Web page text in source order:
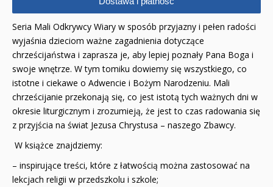
Baśnie, bajki
Cecylka Knedelek
Dyplomy dla dzieci
Encyklopedie, leksykony
Edukacja przyrodnicza - Życie bez granic
Emocje i wartości
Kreatywne zabawy
Seria Mali Odkrywcy Wiary w sposób przyjazny i pełen radości
wyjaśnia dzieciom ważne zagadnienia dotyczące
chrześcijaństwa i zaprasza je, aby lepiej poznały Pana Boga i
swoje wnętrze. W tym tomiku dowiemy się wszystkiego, co
istotne i ciekawe o Adwencie i Bożym Narodzeniu. Mali
chrześcijanie przekonają się, co jest istotą tych ważnych dni w
okresie liturgicznym i zrozumieją, że jest to czas radowania się
z przyjścia na świat Jezusa Chrystusa – naszego Zbawcy.
W książce znajdziemy:
– inspirujące treści, które z łatwością można zastosować na
lekcjach religii w przedszkolu i szkole;